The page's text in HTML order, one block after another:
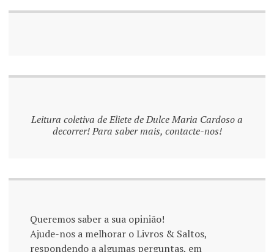
Leitura coletiva de Eliete de Dulce Maria Cardoso a
decorrer! Para saber mais, contacte-nos!
Queremos saber a sua opinião!
Ajude-nos a melhorar o Livros & Saltos,
respondendo a algumas perguntas, em